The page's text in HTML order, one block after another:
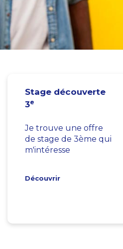
Stage découverte
3e
Je trouve une offre
de stage de 3ème qui
m'intéresse
Découvrir